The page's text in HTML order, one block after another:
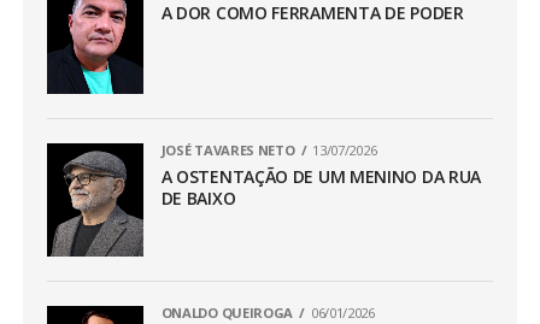
A DOR COMO FERRAMENTA DE PODER
JOSÉ TAVARES NETO 13/07/2026
A OSTENTAÇÃO DE UM MENINO DA RUA
DE BAIXO
ONALDO QUEIROGA 06/01/2026